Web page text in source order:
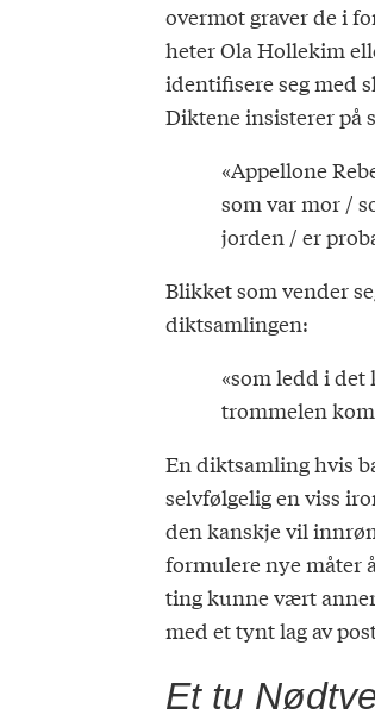
overmot graver de i
heter Ola Hollekim
identifisere seg med
Diktene insisterer på
«Appellone
som var mor /
jorden / er
Blikket som vender
diktsamlingen:
«som ledd i
trommelen
En diktsamling hvis
selvfølgelig en viss
den kanskje vil
formulere nye måter
ting kunne vært
med et tynt lag av
Et tu